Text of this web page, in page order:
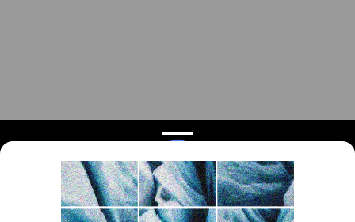
Поиск запчастей О проекте